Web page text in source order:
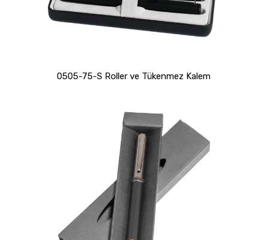
0505-75-S Roller ve Tükenmez Kalem